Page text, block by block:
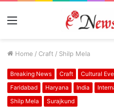
Menu
Home / Craft / Shilp Mela
Breaking News Craft Cultural
Faridabad
Haryana India
Shilp Mela
Surajkund